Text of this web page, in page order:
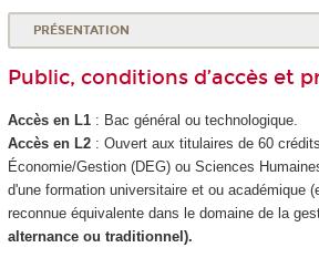
PRÉSENTATION
Public, conditions d’accès et
Accès en L1: Bac général ou technologique.
Accès en L2: Ouvert aux titulaires de 60
Économie/Gestion (DEG) ou Sciences
d'une formation universitaire et ou académique
reconnue équivalente dans le domaine de la
alternanceou traditionnel).